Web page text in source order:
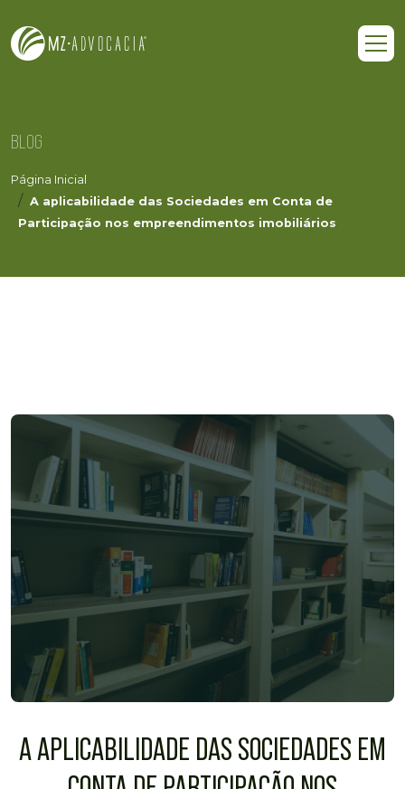
BLOG
Página Inicial
A aplicabilidade das Sociedades em Conta de
Participação nos empreendimentos imobiliários
A APLICABILIDADE DAS SOCIEDADES EM